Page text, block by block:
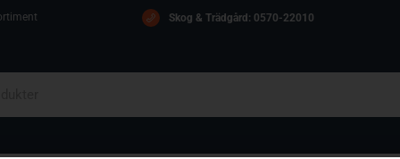
Skog & Trädgård: 0570-22010